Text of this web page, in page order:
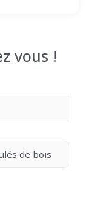
vous !
de bois